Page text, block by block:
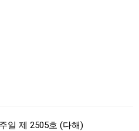
일 제 2505호 (다해)